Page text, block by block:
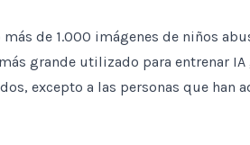
de 1.000 imágenes de niños
grande utilizado para entrenar IA
excepto a las personas que han